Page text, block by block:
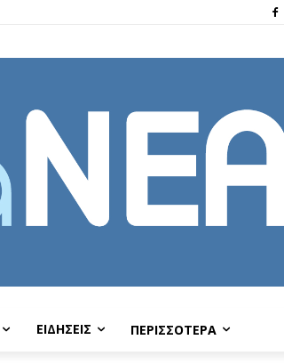
EIΔΗΣΕΙΣ ΠΕΡΙΣΣΟΤΕΡΑ